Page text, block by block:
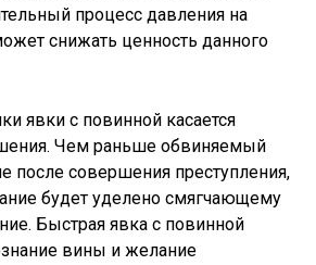
процесс давления на
снижать ценность данного
явки с повинной касается
Чем раньше обвиняемый
после совершения преступления,
будет уделено смягчающему
Быстрая явка с повинной
вины и желание